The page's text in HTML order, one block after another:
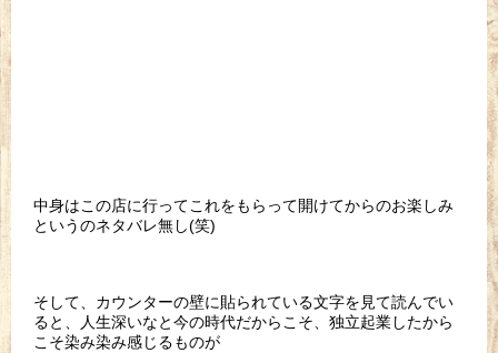
中身はこの店に行ってこれをもらって開けてからのお楽しみ
というのネタバレ無し(笑)
そして、カウンターの壁に貼られている文字を見て読んでい
ると、人生深いなと今の時代だからこそ、独立起業したから
こそ染み染み感じるものが